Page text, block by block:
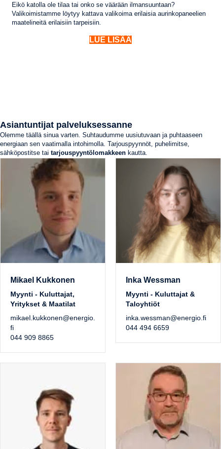
Eikö katolla ole tilaa tai onko se väärään ilmansuuntaan?
Valikoimistamme löytyy kattava valikoima erilaisia aurinkopaneelien
maatelineitä erilaisiin tarpeisiin.
LUE LISÄÄ
Asiantuntijat palveluksessanne
Olemme täällä sinua varten. Suhtaudumme uusiutuvaan ja puhtaaseen
energiaan sen vaatimalla intohimolla. Tarjouspyynnöt, puhelimitse,
sähköpostitse tai tarjouspyyntölomakkeen kautta.
Mikael Kukkonen
Myynti - Kuluttajat,
Yritykset & Maatilat
mikael.kukkonen@energio.
fi
044 909 8865
Inka Wessman
Myynti - Kuluttajat &
Taloyhtiöt
inka.wessman@energio.fi
044 494 6659